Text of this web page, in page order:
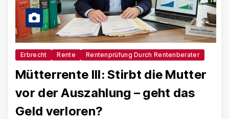
Erbrecht Rente Rentenprüfung Durch Rentenberater
Mütterrente III: Stirbt die Mutter
vor der Auszahlung – geht das
Geld verloren?